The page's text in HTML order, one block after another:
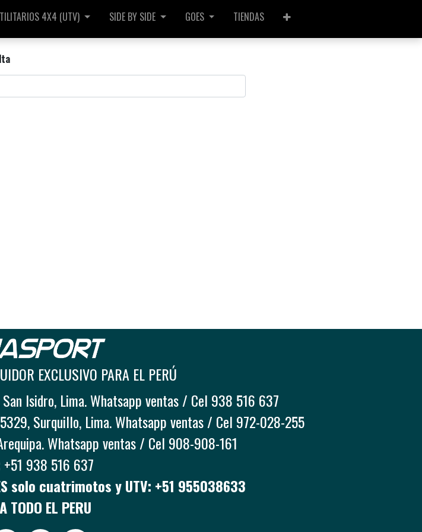
4X4 (UTV) SIDE BY SIDE GOES TIENDAS
EXCLUSIVO PARA EL PERÚ
Isidro, Lima. Whatsapp ventas / Cel 938 516 637
Surquillo, Lima. Whatsapp ventas / Cel 972-028-255
Whatsapp ventas / Cel 908-908-161
+51 938 516 637
solo cuatrimotos y UTV: +51 955038633
TODO EL PERU